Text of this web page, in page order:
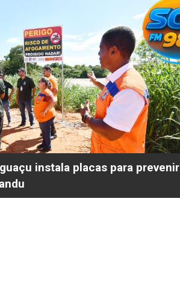
instala placas para prevenir